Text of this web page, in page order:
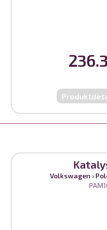
Volkswagen ›